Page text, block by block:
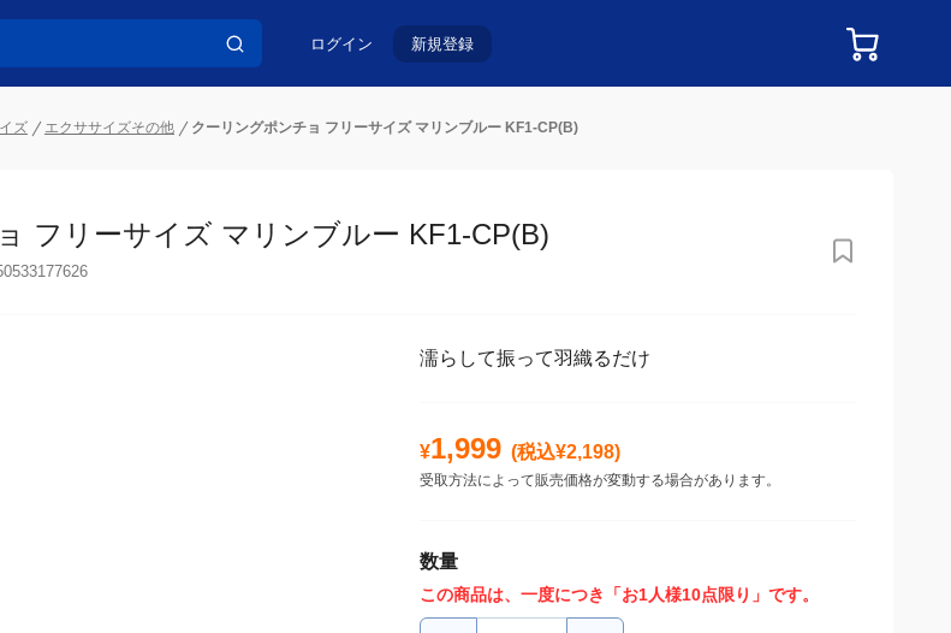
ログイン 新規登録
ズ エクササイズその他 クーリングポンチョ フリーサイズ マリンブルー KF1-CP(B)
フリーサイズ マリンブルー KF1-CP(B)
濡らして振って羽織るだけ
¥1,999 (税込¥2,198)
受取方法によって販売価格が変動する場合があります。
数量
この商品は、一度につき「お1人様10点限り」です。